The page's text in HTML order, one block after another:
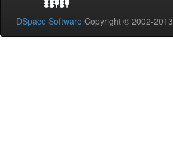
DSpace Software Copyright © 2002-2013